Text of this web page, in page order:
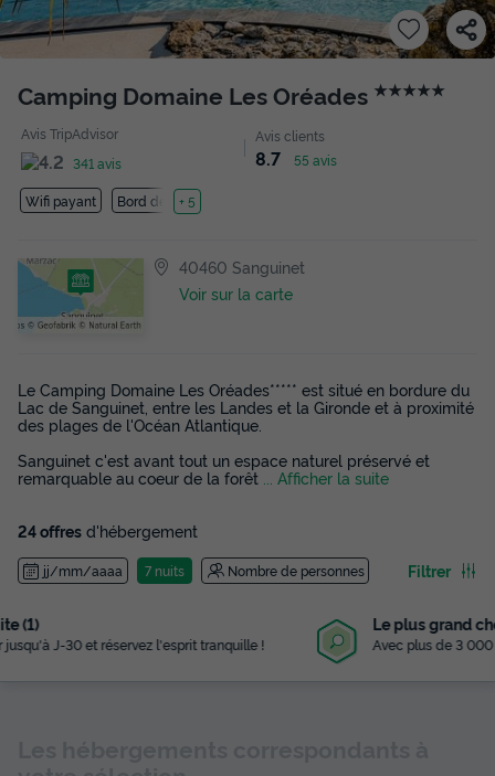
Camping Domaine Les Oréades ★★★★★
Avis TripAdvisor
341 avis
Avis clients
8.7 55 avis
Wifi payant Bord de mer
+ 5
40460 Sanguinet
Voir sur la carte
Le Camping Domaine Les Oréades***** est situé en bordure du
Lac de Sanguinet, entre les Landes et la Gironde et à proximité
des plages de l'Océan Atlantique.
Sanguinet c'est avant tout un espace naturel préservé et
remarquable au coeur de la forêt
... Afficher la suite
24 offres d'hébergement
jj/mm/aaaa 7 nuits Nombre de personnes Filtrer
Avec plus de 3 000 campings référencés